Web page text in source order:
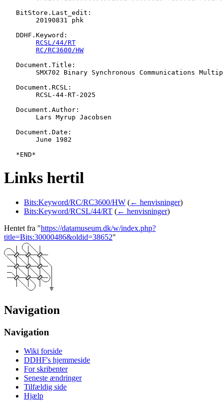
   BitStore.Last_edit:
   DDHF.Keyword:
RCSL/44/RT
RC/RC3600/HW
   Document.Title:
   Document.RCSL:
   Document.Author:
   Document.Date:
Links hertil
Bits:Keyword/RC/RC3600/HW (← henvisninger)
Bits:Keyword/RCSL/44/RT (← henvisninger)
Hentet fra "https://datamuseum.dk/w/index.php?
title=Bits:30000486&oldid=38652"
Navigation
Navigation
Wiki forside
DDHF's hjemmeside
For skribenter
Seneste ændringer
Tilfældig side
Hjælp